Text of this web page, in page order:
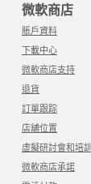
微軟商店
賬戶資料
下載中心
微軟商店支持
退貨
訂單跟踪
店舖位置
虛擬研討會和培訓
微軟商店承諾